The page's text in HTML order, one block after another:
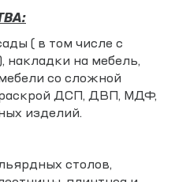
( в том числе с
накладки на мебель,
со сложной
ДСП, ДВП, МДФ,
изделий.
столов,